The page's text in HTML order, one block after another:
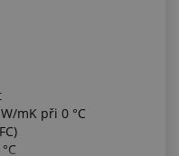
mK při 0 °C